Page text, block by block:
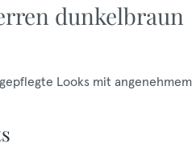
dunkelbraun
Looks mit angenehmem